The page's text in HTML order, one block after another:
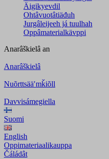
Äigikyevdil
Ohtâvuotâtiäđuh
Jurgâleijeeh já tuulhah
Oppâmaterialkävppi
Anarâškielâ an
Anarâškielâ
Nuõrttsääʹmǩiõll
Davvisámegiella
Suomi
English
Oppimateriaalikauppa
Čáládât